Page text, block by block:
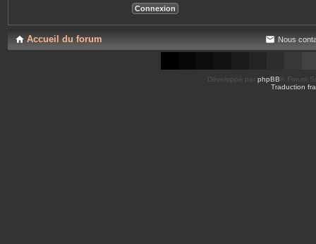
Accueil du forum Nous
Développé par phpBB ® Forum
Traduction